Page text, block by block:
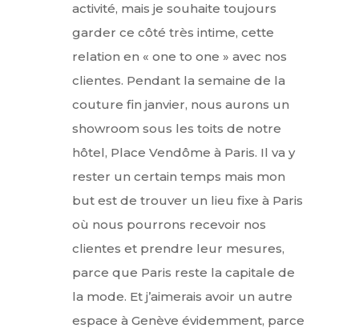
activité, mais je souhaite toujours
garder ce côté très intime, cette
relation en « one to one » avec nos
clientes. Pendant la semaine de la
couture fin janvier, nous aurons un
showroom sous les toits de notre
hôtel, Place Vendôme à Paris. Il va y
rester un certain temps mais mon
but est de trouver un lieu fixe à Paris
où nous pourrons recevoir nos
clientes et prendre leur mesures,
parce que Paris reste la capitale de
la mode. Et j’aimerais avoir un autre
espace à Genève évidemment, parce